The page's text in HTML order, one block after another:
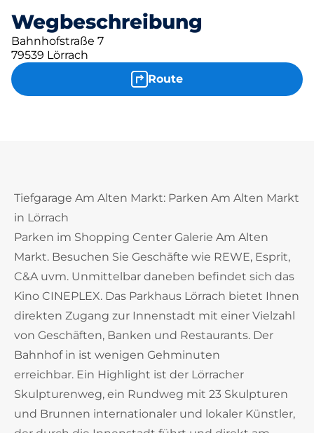
Wegbeschreibung
Bahnhofstraße 7
79539 Lörrach
Route
Tiefgarage Am Alten Markt: Parken Am Alten Markt
in Lörrach
Parken im Shopping Center Galerie Am Alten
Markt. Besuchen Sie Geschäfte wie REWE, Esprit,
C&A uvm. Unmittelbar daneben befindet sich das
Kino CINEPLEX. Das Parkhaus Lörrach bietet Ihnen
direkten Zugang zur Innenstadt mit einer Vielzahl
von Geschäften, Banken und Restaurants. Der
Bahnhof in ist wenigen Gehminuten
erreichbar. Ein Highlight ist der Lörracher
Skulpturenweg, ein Rundweg mit 23 Skulpturen
und Brunnen internationaler und lokaler Künstler,